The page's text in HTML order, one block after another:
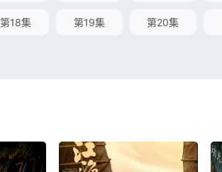
第18集 第19集 第20集